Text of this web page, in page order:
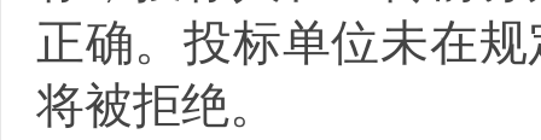
正确。投标单位未在
将被拒绝。